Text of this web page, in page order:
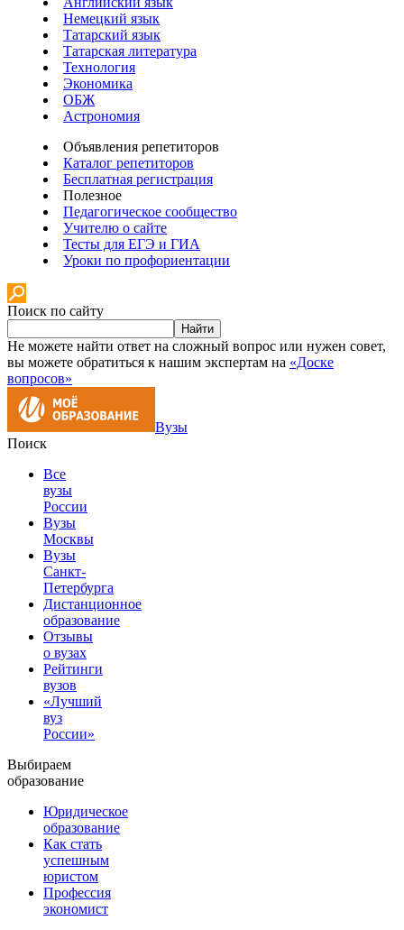
Немецкий язык
Татарский язык
Татарская литература
Технология
Экономика
ОБЖ
Астрономия
Объявления репетиторов
Каталог репетиторов
Бесплатная регистрация
Полезное
Педагогическое сообщество
Учителю о сайте
Тесты для ЕГЭ и ГИА
Уроки по профориентации
Поиск по сайту
Найти
Не можете найти ответ на сложный вопрос или нужен совет,
вы можете обратиться к нашим экспертам на «Доске
вопросов»
Вузы
Поиск
Все
вузы
России
Вузы
Москвы
Вузы
Санкт-
Петербурга
Дистанционное
образование
Отзывы
о вузах
Рейтинги
вузов
«Лучший
вуз
России»
Выбираем
образование
Юридическое
образование
Как стать
успешным
юристом
Профессия
экономист